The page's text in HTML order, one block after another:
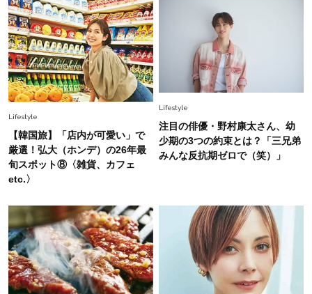
Fashion 2026.8.5
オシャレ40代の【ワンピ＆オールインワン】最
旬着こなし3選。地味見え回避のコツは「バッグ
選び」！
Fashion 2026.7.31
【40代のTシャツコーデ】超ビッグサイズ×きれ
いめハーフパンツでモードに昇華
Fashion
スタイリストが本気で推す！40代がほどよく華
Fashion 2026.7.25
26年夏は「小ぶり」が大流行中！人と被らない
【最旬かごバッグ】6選
Lifestyle
【韓国旅】「店内が可愛い」で
厳選！弘大（ホンデ）の26年最
旬スポット⑧〈雑貨、カフェ
etc.〉
Lifestyle
注目の俳優・野村康太さん、幼
少期の3つの約束とは？「三兄弟
みんな反抗期ゼロで（笑）」